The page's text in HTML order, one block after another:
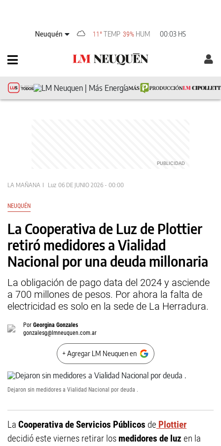
Neuquén 11° TEMP 39% HUM 00:03 HS
LA MAÑANA Luz 06 DE JUNIO 2026 - 00:00
NEUQUÉN
La Cooperativa de Luz de Plottier
retiró medidores a Vialidad
Nacional por una deuda millonaria
La obligación de pago data del 2024 y asciende
a 700 millones de pesos. Por ahora la falta de
electricidad es solo en la sede de La Herradura.
Por Georgina Gonzales
gonzalesg@lmneuquen.com.ar
+ Agregar LM Neuquen en
Dejaron sin medidores a Vialidad Nacional por deuda .
La Cooperativa de Servicios Públicos de Plottier
decidió este viernes retirar los medidores de luz en la